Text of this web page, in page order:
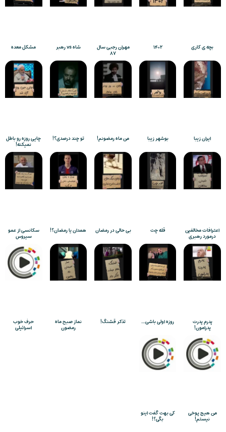
بچه ی کاری ۱۴۰۲ مهران رجبی سال
۸۷
شاه vs رهبر مشکل معده
ایران زیبا بوشهر زیبا من ماه رمضونم! تو چند درصدی؟! چایی روزه رو باطل
نمیکنه!
اعترافات مخالفین
درمورد رهبری
قله چت بی حالی در رمضان همدان یا رمضان؟! سکانسی از عمو
سیروس
پدرم پدرت
پدرامون!
روزه اولی باشی… تذکر قشنگ! نماز صبح ماه
رمضون
حرف خوب
اسرائیلی
من هیچ پوخی
نیستم!
کی بهت گفت اینو
بگی؟!